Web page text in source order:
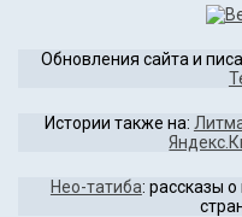
содержимому
Обновления сайта и
Истории также на:
Нео-татиба: рассказы